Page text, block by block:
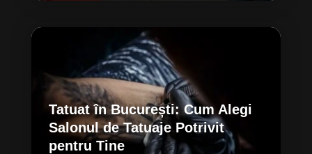
Tatuat în București: Cum Alegi
Salonul de Tatuaje Potrivit
pentru Tine